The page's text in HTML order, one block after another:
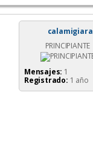
a
c
t
a
m
a
e
s
calamigiara
PRINCIPIANTE
Mensajes: 1
Registrado: 1 año